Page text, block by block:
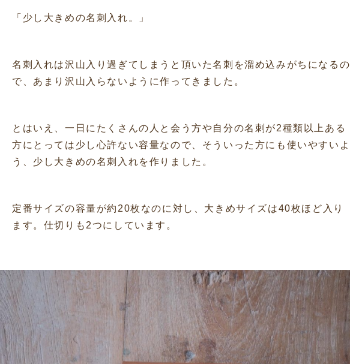
「少し大きめの名刺入れ。」
名刺入れは沢山入り過ぎてしまうと頂いた名刺を溜め込みがちになるの
で、あまり沢山入らないように作ってきました。
とはいえ、一日にたくさんの人と会う方や自分の名刺が2種類以上ある
方にとっては少し心許ない容量なので、そういった方にも使いやすいよ
う、少し大きめの名刺入れを作りました。
定番サイズの容量が約20枚なのに対し、大きめサイズは40枚ほど入り
ます。仕切りも2つにしています。